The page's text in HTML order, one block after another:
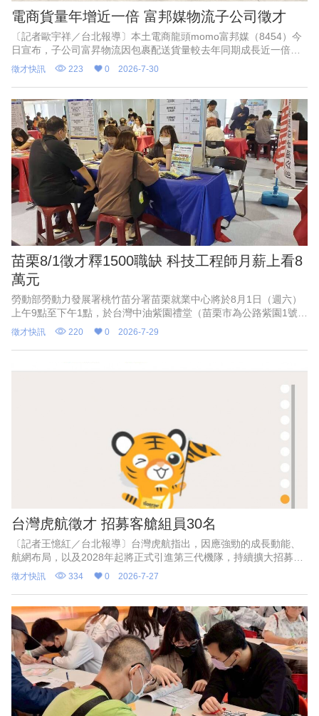
電商貨量年增近一倍 富邦媒物流子公司徵才
〔記者歐宇祥／台北報導〕本土電商龍頭momo富邦媒（8454）今
日宣布，子公司富昇物流因包裹配送貨量較去年同期成長近一倍，
即日起於全台增聘百名貨車及機車配送司機，並同步開放彈性兼職
職缺；該公司指出，6月配送司機平均月薪近7萬元，加計年終獎金
後，績優司機年薪上看百萬。
徵才快訊 223 0 2026-7-30
苗栗8/1徵才釋1500職缺 科技工程師月薪上看8
萬元
勞動部勞動力發展署桃竹苗分署苗栗就業中心將於8月1日（週六）
上午9點至下午1點，於台灣中油紫園禮堂（苗栗市為公路紫園1號）
舉辦「苗栗地區現場徵才活動」，邀集23家企業提供超過1500個工
作機會，職缺涵蓋工程研發、生產製造、設備維護、品管、資訊、
行政管理及服務業等，歡迎有求職需求者參加。
徵才快訊 220 0 2026-7-29
台灣虎航徵才 招募客艙組員30名
〔記者王憶紅／台北報導〕台灣虎航指出，因應強勁的成長動能、
航網布局，以及2028年起將正式引進第三代機隊，持續擴大招募，
除開放多個內勤職缺招募外，今（27）日亦正式宣布將啟動下半年
客艙組員招募，本次預計將招募30名客艙組員。
徵才快訊 334 0 2026-7-27